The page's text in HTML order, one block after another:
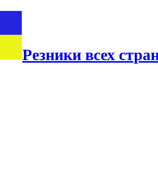
Резники всех